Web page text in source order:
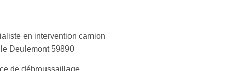
en intervention camion
Deulemont 59890
de débroussaillage